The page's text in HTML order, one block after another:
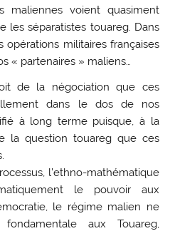
maliennes voient quasiment
les séparatistes touareg. Dans
opérations militaires françaises
« partenaires » maliens…
de la négociation que ces
dans le dos de nos
à long terme puisque, à la
la question touareg que ces
l’ethno-mathématique
le pouvoir aux
le régime malien ne
aux Touareg,